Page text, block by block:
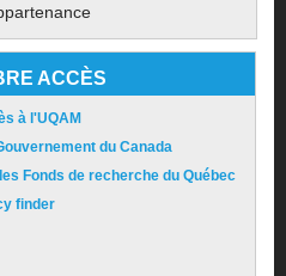
ACCÈS
à l'UQAM
du Canada
Fonds de recherche du Québec
finder